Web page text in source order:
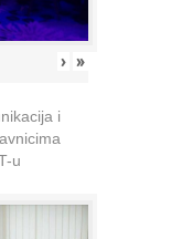
› »
i
u